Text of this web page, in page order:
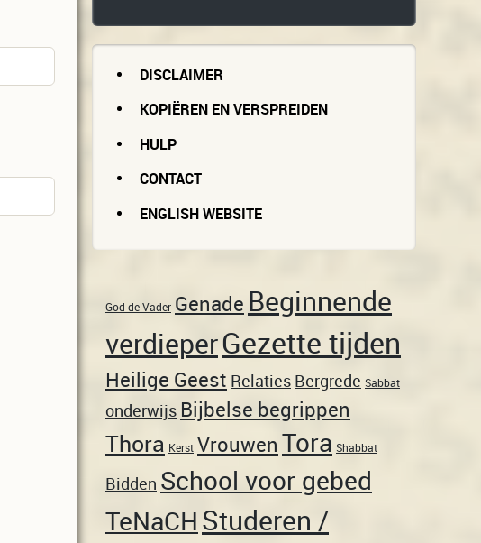
DISCLAIMER
KOPIËREN EN VERSPREIDEN
HULP
CONTACT
ENGLISH WEBSITE
God de Vader Genade Beginnende
verdieperGezette tijden
Heilige Geest Relaties Bergrede Sabbat
onderwijs Bijbelse begrippen
Thora Kerst Vrouwen Tora Shabbat
Bidden School voor gebed
TeNaCH Studeren /